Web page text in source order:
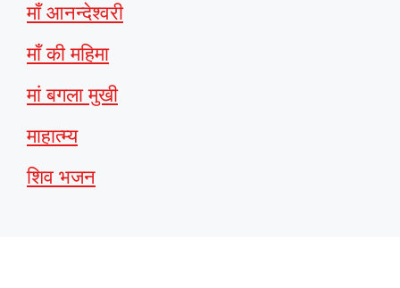
माँ आनन्देश्वरी
माँ की महिमा
मां बगला मुखी
माहात्म्य
शिव भजन